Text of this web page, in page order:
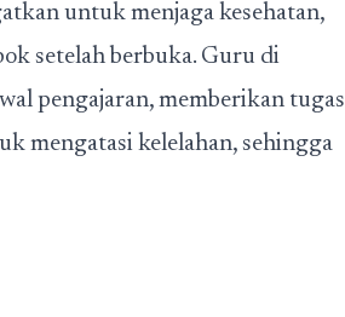
untuk menjaga kesehatan,
setelah berbuka. Guru di
pengajaran, memberikan tugas
mengatasi kelelahan, sehingga